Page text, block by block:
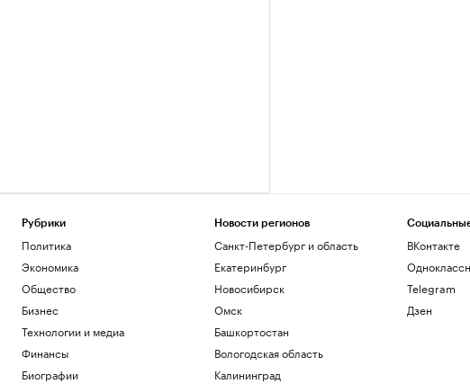
Рубрики
Политика
Экономика
Общество
Бизнес
Технологии и медиа
Финансы
Биографии
Новости регионов
Санкт-Петербург и область
Екатеринбург
Новосибирск
Омск
Башкортостан
Вологодская область
Калининград
ВКонтакте
Telegram
Дзен